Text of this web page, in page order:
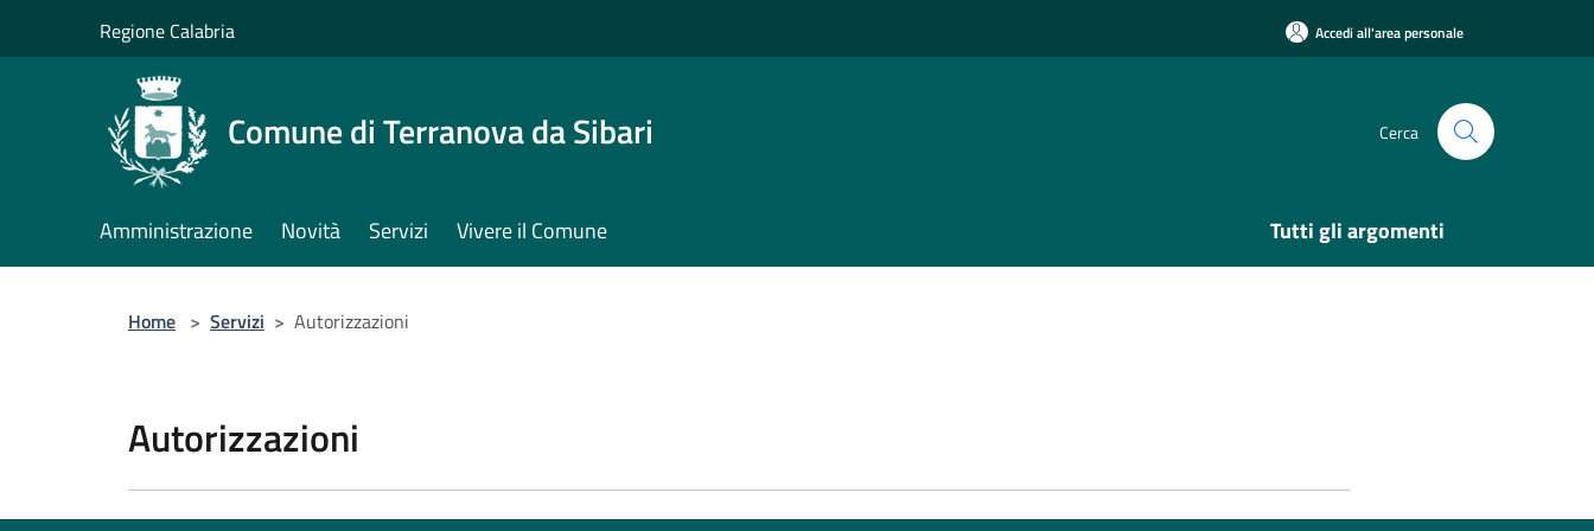
Regione Calabria Accedi all'area personale
Comune di Terranova da Sibari Cerca
Amministrazione Novità Servizi Vivere il Comune Tutti gli argomenti
Home > Servizi > Autorizzazioni
Autorizzazioni